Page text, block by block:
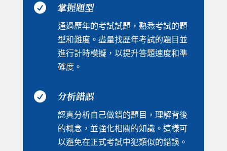
 掌握題型
通過歷年的考試試題，熟悉考試的題
型和難度。盡量找歷年考試的題目並
進行計時模擬，以提升答題速度和準
確度。
 分析錯誤
認真分析自己做錯的題目，理解背後
的概念，並強化相關的知識。這樣可
以避免在正式考試中犯類似的錯誤。